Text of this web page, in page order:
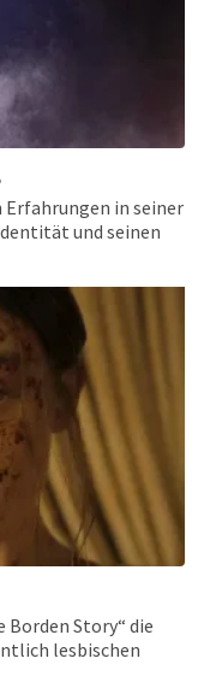
in seiner
und seinen
Story“ die
lesbischen